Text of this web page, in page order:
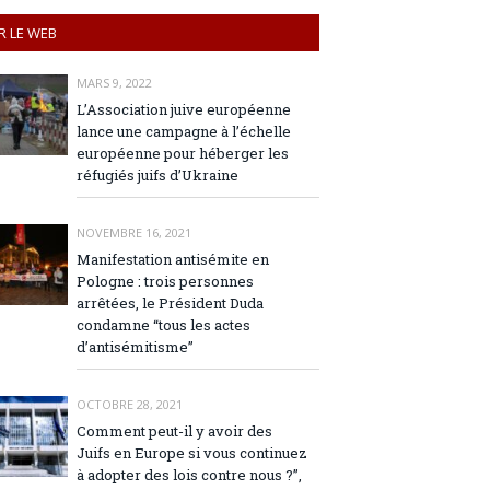
LE WEB
MARS 9, 2022
L’Association juive européenne
lance une campagne à l’échelle
européenne pour héberger les
réfugiés juifs d’Ukraine
NOVEMBRE 16, 2021
Manifestation antisémite en
Pologne : trois personnes
arrêtées, le Président Duda
condamne “tous les actes
d’antisémitisme”
OCTOBRE 28, 2021
Comment peut-il y avoir des
Juifs en Europe si vous continuez
à adopter des lois contre nous ?”,